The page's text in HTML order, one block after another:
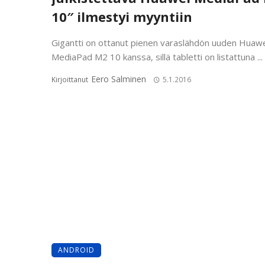
10″ ilmestyi myyntiin
Gigantti on ottanut pienen varaslähdön uuden
MediaPad M2 10 kanssa, sillä tabletti on listattuna ...
Kirjoittanut Eero Salminen 5.1.2016
ANDROID